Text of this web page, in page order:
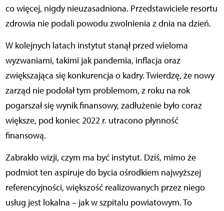
co więcej, nigdy nieuzasadniona. Przedstawiciele resortu
zdrowia nie podali powodu zwolnienia z dnia na dzień.
W kolejnych latach instytut stanął przed wieloma
wyzwaniami, takimi jak pandemia, inflacja oraz
zwiększająca się konkurencja o kadry. Twierdzę, że nowy
zarząd nie podołał tym problemom, z roku na rok
pogarszał się wynik finansowy, zadłużenie było coraz
większe, pod koniec 2022 r. utracono płynność
finansową.
Zabrakło wizji, czym ma być instytut. Dziś, mimo że
podmiot ten aspiruje do bycia ośrodkiem najwyższej
referencyjności, większość realizowanych przez niego
usług jest lokalna – jak w szpitalu powiatowym. To